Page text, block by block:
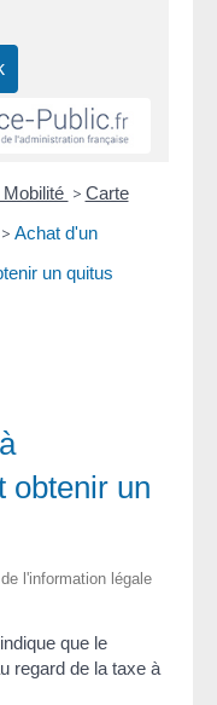
> Carte
> Achat d'un
un quitus
obtenir un
l'information légale
que le
regard de la taxe à